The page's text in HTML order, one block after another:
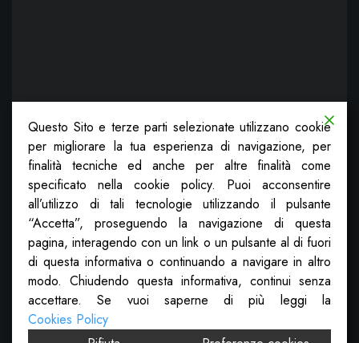
Questo Sito e terze parti selezionate utilizzano cookie
per migliorare la tua esperienza di navigazione, per
finalità tecniche ed anche per altre finalità come
specificato nella cookie policy. Puoi acconsentire
all’utilizzo di tali tecnologie utilizzando il pulsante
“Accetta”, proseguendo la navigazione di questa
pagina, interagendo con un link o un pulsante al di fuori
di questa informativa o continuando a navigare in altro
modo. Chiudendo questa informativa, continui senza
accettare. Se vuoi saperne di più leggi la
Cookies Policy